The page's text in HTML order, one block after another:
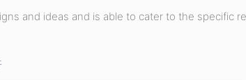
and ideas and is able to cater to the specific